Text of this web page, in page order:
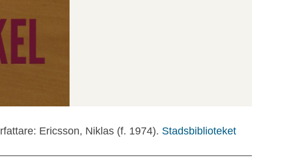
Ericsson, Niklas (f. 1974). Stadsbiblioteket